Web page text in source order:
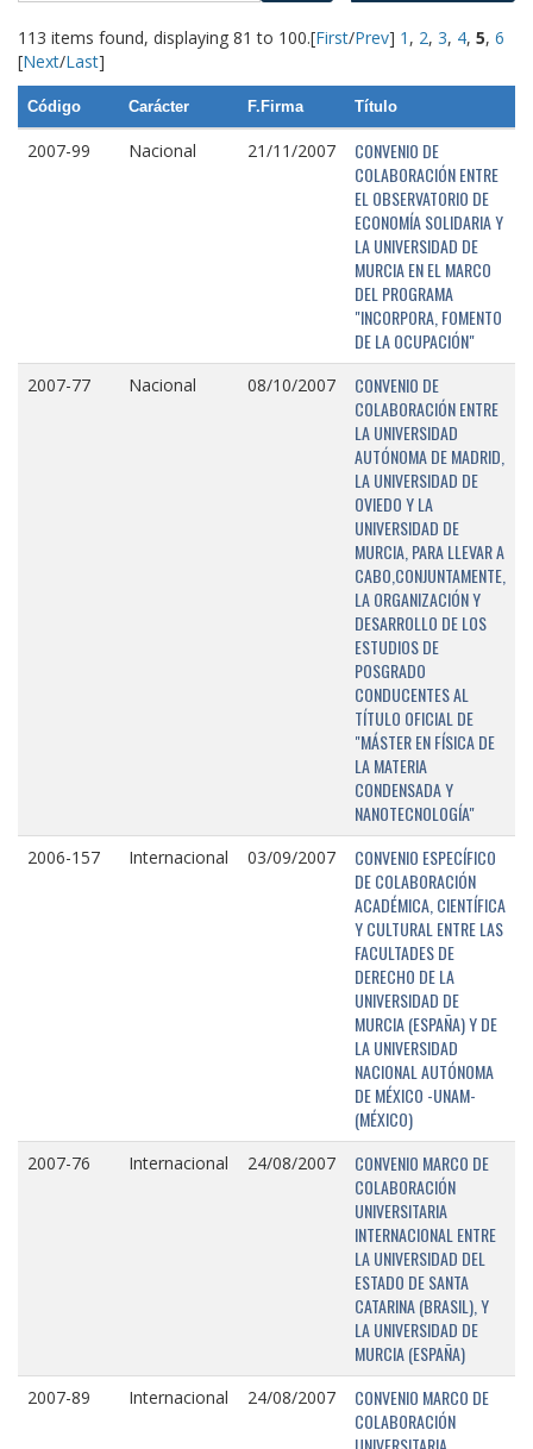
113 items found, displaying 81 to 100.[First/Prev] 1 , 2, 3, 4, 5, 6
[Next/Last]
Código Carácter F.Firma Título
2007-99 Nacional 21/11/2007
CONVENIO DE
COLABORACIÓN ENTRE
EL OBSERVATORIO DE
ECONOMÍA SOLIDARIA Y
LA UNIVERSIDAD DE
MURCIA EN EL MARCO
DEL PROGRAMA
"INCORPORA, FOMENTO
DE LA OCUPACIÓN"
2007-77 Nacional 08/10/2007
CONVENIO DE
COLABORACIÓN ENTRE
LA UNIVERSIDAD
AUTÓNOMA DE MADRID,
LA UNIVERSIDAD DE
OVIEDO Y LA
UNIVERSIDAD DE
MURCIA, PARA LLEVAR A
CABO,CONJUNTAMENTE,
LA ORGANIZACIÓN Y
DESARROLLO DE LOS
ESTUDIOS DE
POSGRADO
CONDUCENTES AL
TÍTULO OFICIAL DE
"MÁSTER EN FÍSICA DE
LA MATERIA
CONDENSADA Y
NANOTECNOLOGÍA"
2006-157 Internacional 03/09/2007
CONVENIO ESPECÍFICO
DE COLABORACIÓN
ACADÉMICA, CIENTÍFICA
Y CULTURAL ENTRE LAS
FACULTADES DE
DERECHO DE LA
UNIVERSIDAD DE
MURCIA (ESPAÑA) Y DE
LA UNIVERSIDAD
NACIONAL AUTÓNOMA
DE MÉXICO -UNAM-
(MÉXICO)
2007-76 Internacional 24/08/2007
CONVENIO MARCO DE
COLABORACIÓN
UNIVERSITARIA
INTERNACIONAL ENTRE
LA UNIVERSIDAD DEL
ESTADO DE SANTA
CATARINA (BRASIL), Y
LA UNIVERSIDAD DE
MURCIA (ESPAÑA)
2007-89 Internacional 24/08/2007
CONVENIO MARCO DE
COLABORACIÓN